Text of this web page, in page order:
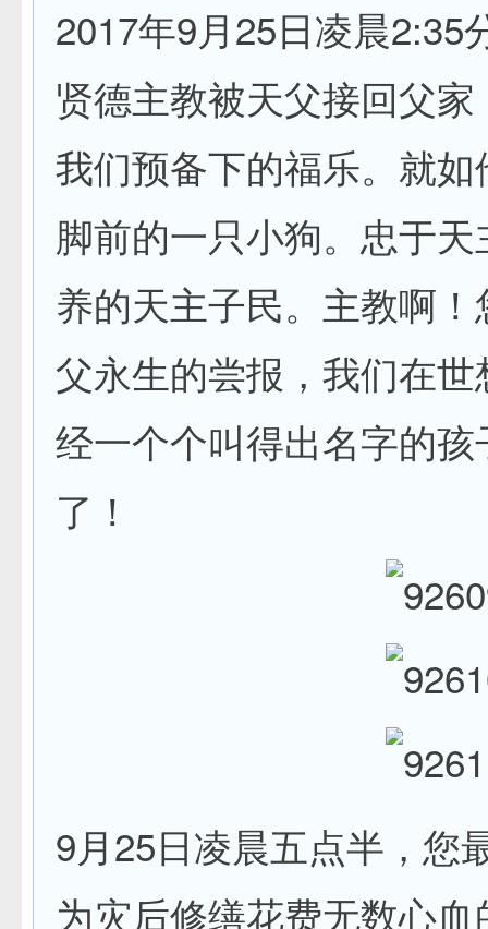
2017年9月25日凌晨2:35
贤德主教被天父接回父
我们预备下的福乐。就
脚前的一只小狗。忠于
养的天主子民。主教啊
父永生的尝报，我们在
经一个个叫得出名字的
了！
9月25日凌晨五点半，您
为灾后修缮花费无数心